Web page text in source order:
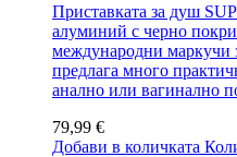
Приставката за душ
алуминий с черно
международни маркучи
предлага много
анално или вагинално
79,99 €
Добави в количката